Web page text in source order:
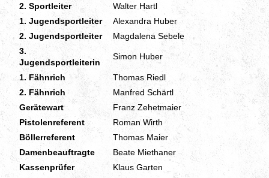
2. Sportleiter
Walter Hartl
1. Jugendsportleiter
Alexandra Huber
2. Jugendsportleiter
Magdalena Sebele
3.
Jugendsportleiterin
Simon Huber
1. Fähnrich
Thomas Riedl
2. Fähnrich
Manfred Schärtl
Gerätewart
Franz Zehetmaier
Pistolenreferent
Roman Wirth
Böllerreferent
Thomas Maier
Damenbeauftragte
Beate Miethaner
Kassenprüfer
Klaus Garten